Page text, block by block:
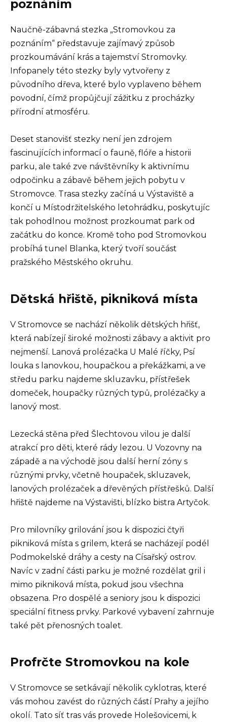
poznáním
Naučně-zábavná stezka „Stromovkou za
poznáním“ představuje zajímavý způsob
prozkoumávání krás a tajemství Stromovky.
Infopanely této stezky byly vytvořeny z
původního dřeva, které bylo vyplaveno během
povodní, čímž propůjčují zážitku z procházky
přírodní atmosféru.
Deset stanovišť stezky není jen zdrojem
fascinujících informací o fauně, flóře a historii
parku, ale také zve návštěvníky k aktivnímu
odpočinku a zábavě během jejich pobytu v
Stromovce. Trasa stezky začíná u Výstaviště a
končí u Místodržitelského letohrádku, poskytujíc
tak pohodlnou možnost prozkoumat park od
začátku do konce. Kromě toho pod Stromovkou
probíhá tunel Blanka, který tvoří součást
pražského Městského okruhu.
Dětská hřiště, pikniková místa
V Stromovce se nachází několik dětských hřišť,
která nabízejí široké možnosti zábavy a aktivit pro
nejmenší. Lanová prolézačka U Malé říčky, Psí
louka s lanovkou, houpačkou a překážkami, a ve
středu parku najdeme skluzavku, přístřešek
domeček, houpačky různých typů, prolézačky a
lanový most.
Lezecká stěna před Šlechtovou vilou je další
atrakcí pro děti, které rády lezou. U Vozovny na
západě a na východě jsou další herní zóny s
různými prvky, včetně houpaček, skluzavek,
lanových prolézaček a dřevěných přístřešků. Další
hřiště najdeme na Výstavišti, blízko bistra Artyčok.
Pro milovníky grilování jsou k dispozici čtyři
pikniková místa s grilem, která se nacházejí podél
Podmokelské dráhy a cesty na Císařský ostrov.
Navíc v zadní části parku je možné rozdělat gril i
mimo pikniková místa, pokud jsou všechna
obsazena. Pro dospělé a seniory jsou k dispozici
speciální fitness prvky. Parkové vybavení zahrnuje
také pět přenosných toalet.
Profrčte Stromovkou na kole
V Stromovce se setkávají několik cyklotras, které
vás mohou zavést do různých částí Prahy a jejího
okolí. Tato síť tras vás provede Holešovicemi, k